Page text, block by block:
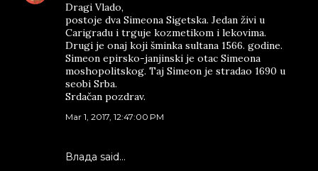
Dragi Vlado,
postoje dva Simeona Sigetska. Jedan živi u
Carigradu i trguje kozmetikom i lekovima.
Drugi je onaj koji šminka sultana 1566. godine.
Simeon epirsko-janjinski je otac Simeona
moshopolitskog. Taj Simeon je stradao 1690 u
seobi Srba.
Srdačan pozdrav.
Mar 1, 2017, 12:47:00 PM
Влада said…